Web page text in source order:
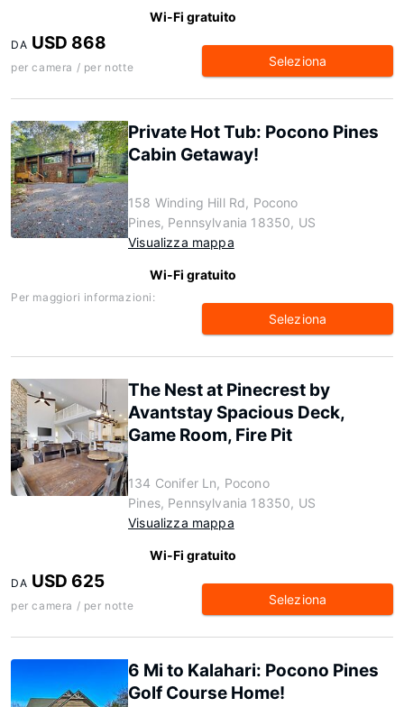
Wi-Fi gratuito
DA USD 868
per camera / per notte Seleziona
Private Hot Tub: Pocono Pines
Cabin Getaway!
158 Winding Hill Rd, Pocono
Pines, Pennsylvania 18350, US
Visualizza mappa
Wi-Fi gratuito
Per maggiori informazioni:
Seleziona
The Nest at Pinecrest by
Avantstay Spacious Deck,
Game Room, Fire Pit
134 Conifer Ln, Pocono
Pines, Pennsylvania 18350, US
Visualizza mappa
Wi-Fi gratuito
DA USD 625
per camera / per notte Seleziona
6 Mi to Kalahari: Pocono Pines
Golf Course Home!